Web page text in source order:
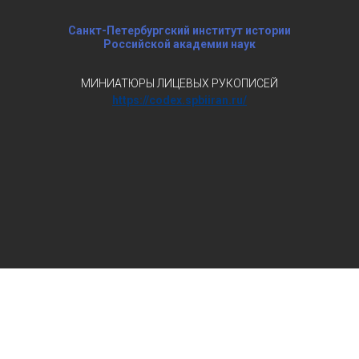
Санкт-Петербургский институт истории
Российской академии наук
МИНИАТЮРЫ ЛИЦЕВЫХ РУКОПИСЕЙ
https://codex.spbiiran.ru/